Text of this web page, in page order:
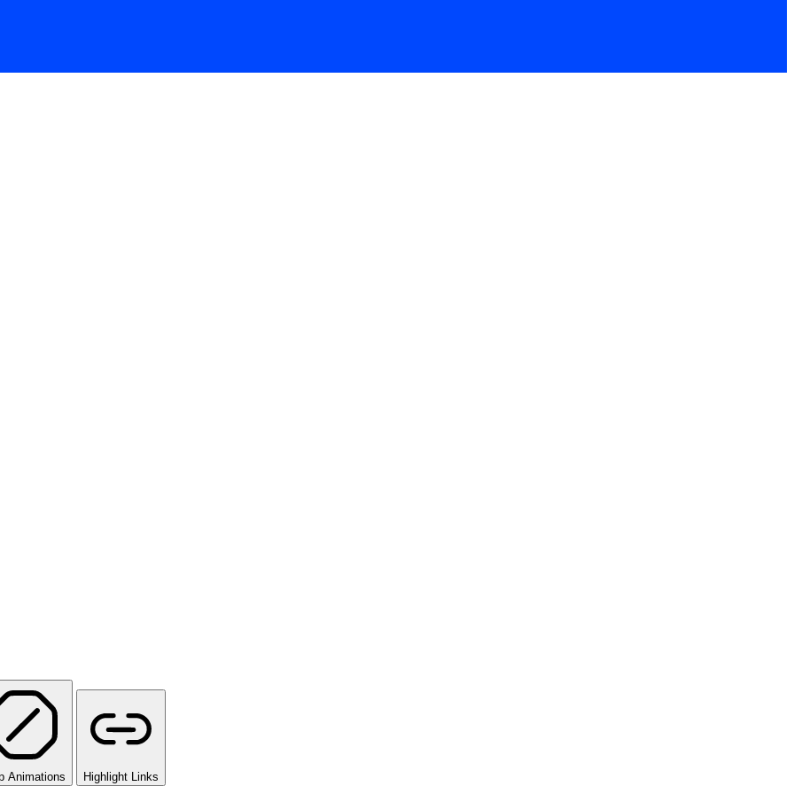
Animations Highlight Links